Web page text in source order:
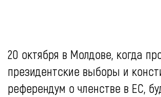
20 октября в Молдове, когда
президентские выборы и
референдум о членстве в ЕС,